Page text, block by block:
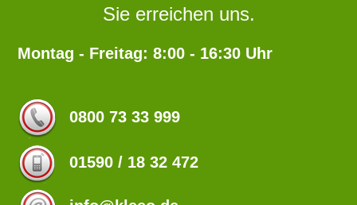
Sie erreichen uns.
Montag - Freitag: 8:00 - 16:30 Uhr
0800 73 33 999
01590 / 18 32 472